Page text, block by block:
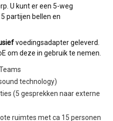
U kunt er een 5-weg
partijen bellen en
voedingsadapter geleverd.
om deze in gebruik te nemen.
technology)
(5 gesprekken naar externe
ruimtes met ca 15 personen